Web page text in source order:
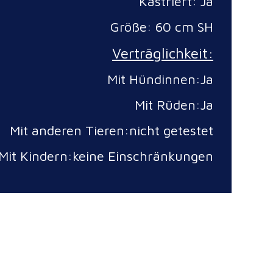
Größe: 60 cm SH
Verträglichkeit:
Mit Hündinnen:Ja
Mit Rüden:Ja
Mit anderen Tieren:nicht getestet
Kindern:keine Einschränkungen